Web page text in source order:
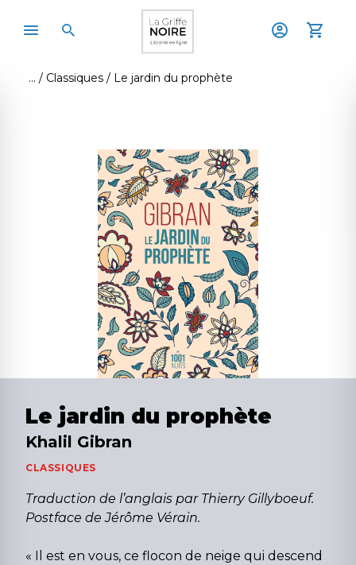
Classiques Le jardin du prophète
Le jardin du prophète
Khalil Gibran
CLASSIQUES
Traduction de l’anglais par Thierry Gillyboeuf.
Postface de Jérôme Vérain.
« Il est en vous, ce flocon de neige qui descend